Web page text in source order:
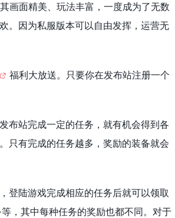
画面精美、玩法丰富，一度成为了无数
。因为私服版本可以自由发挥，运营无
福利大放送。只要你在发布站注册一个
布站完成一定的任务，就有机会得到各
只有完成的任务越多，奖励的装备就会
登陆游戏完成相应的任务后就可以领取
，其中每种任务的奖励也都不同。对于